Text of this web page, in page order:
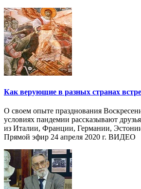
Как верующие в разных странах
О своем опыте празднования
условиях пандемии рассказывают
из Италии, Франции, Германии,
Прямой эфир 24 апреля 2020 г. ВИДЕО